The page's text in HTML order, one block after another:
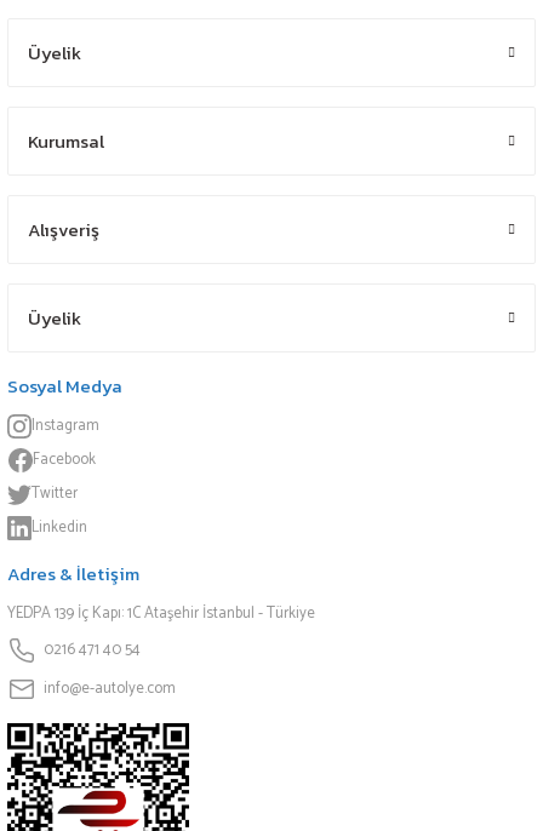
Üyelik
Kurumsal
Alışveriş
Üyelik
Sosyal Medya
Instagram
Facebook
Twitter
Linkedin
Adres & İletişim
YEDPA 139 İç Kapı: 1C Ataşehir İstanbul - Türkiye
0216 471 40 54
info@e-autolye.com